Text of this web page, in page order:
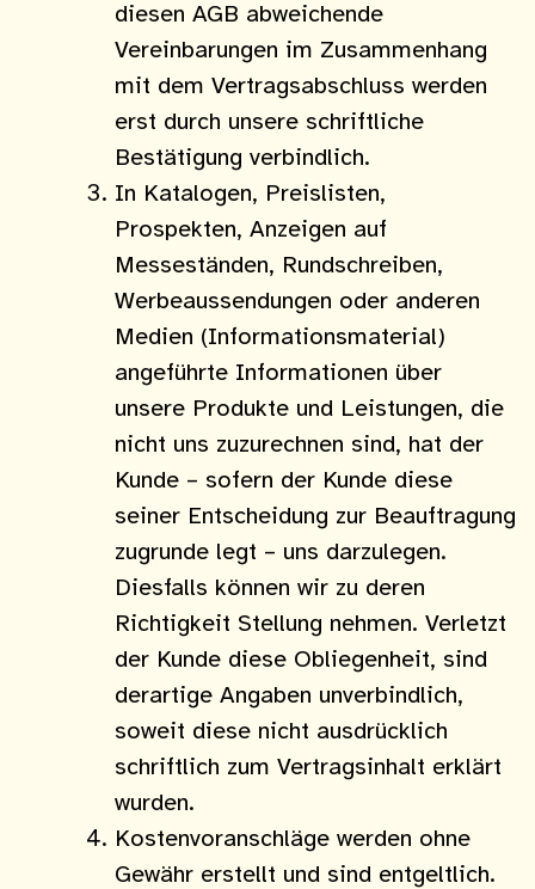
diesen AGB abweichende
Vereinbarungen im Zusammenhang
mit dem Vertragsabschluss werden
erst durch unsere schriftliche
Bestätigung verbindlich.
In Katalogen, Preislisten,
Prospekten, Anzeigen auf
Messeständen, Rundschreiben,
Werbeaussendungen oder anderen
Medien (Informationsmaterial)
angeführte Informationen über
unsere Produkte und Leistungen, die
nicht uns zuzurechnen sind, hat der
Kunde – sofern der Kunde diese
seiner Entscheidung zur Beauftragung
zugrunde legt – uns darzulegen.
Diesfalls können wir zu deren
Richtigkeit Stellung nehmen. Verletzt
der Kunde diese Obliegenheit, sind
derartige Angaben unverbindlich,
soweit diese nicht ausdrücklich
schriftlich zum Vertragsinhalt erklärt
wurden.
Kostenvoranschläge werden ohne
Gewähr erstellt und sind entgeltlich.